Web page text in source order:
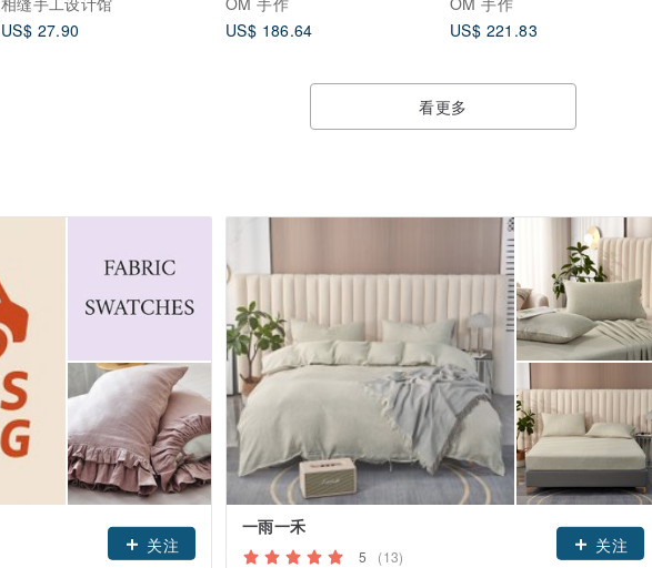
US$ 27.90
US$ 186.64
US$ 221.83
看更多
关注
一雨一禾
5 (13)
关注